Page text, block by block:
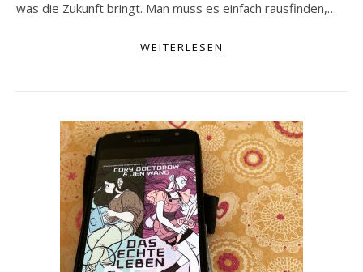
was die Zukunft bringt. Man muss es einfach rausfinden,…
WEITERLESEN